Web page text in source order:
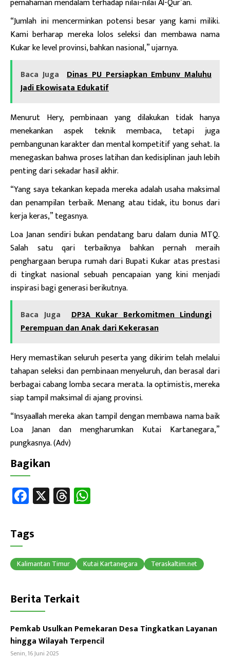
pemahaman mendalam terhadap nilai-nilai Al-Qur’an.
“Jumlah ini mencerminkan potensi besar yang kami miliki.
Kami berharap mereka lolos seleksi dan membawa nama
Kukar ke level provinsi, bahkan nasional,” ujarnya.
Baca Juga Dinas PU Persiapkan Embunv Maluhu
Jadi Ekowisata Edukatif
Menurut Hery, pembinaan yang dilakukan tidak hanya
menekankan aspek teknik membaca, tetapi juga
pembangunan karakter dan mental kompetitif yang sehat. Ia
menegaskan bahwa proses latihan dan kedisiplinan jauh lebih
penting dari sekadar hasil akhir.
“Yang saya tekankan kepada mereka adalah usaha maksimal
dan penampilan terbaik. Menang atau tidak, itu bonus dari
kerja keras,” tegasnya.
Loa Janan sendiri bukan pendatang baru dalam dunia MTQ.
Salah satu qari terbaiknya bahkan pernah meraih
penghargaan berupa rumah dari Bupati Kukar atas prestasi
di tingkat nasional sebuah pencapaian yang kini menjadi
inspirasi bagi generasi berikutnya.
Baca Juga
DP3A Kukar Berkomitmen Lindungi
Perempuan dan Anak dari Kekerasan
Hery memastikan seluruh peserta yang dikirim telah melalui
tahapan seleksi dan pembinaan menyeluruh, dan berasal dari
berbagai cabang lomba secara merata. Ia optimistis, mereka
siap tampil maksimal di ajang provinsi.
“Insyaallah mereka akan tampil dengan membawa nama baik
Loa Janan dan mengharumkan Kutai Kartanegara,”
pungkasnya. (Adv)
Bagikan
Fa
ce
b
o
ok
X T
hr
p
p
Tags
Kalimantan Timur Kutai Kartanegara Teraskaltim.net
Berita Terkait
Pemkab Usulkan Pemekaran Desa Tingkatkan Layanan
hingga Wilayah Terpencil
Senin, 16 Juni 2025